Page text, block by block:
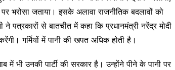
भरोसा जताया। इसके अलावा राजनीतिक बदलावों को
पत्रकारों से बातचीत में कहा कि प्रधानमंत्री नरेंद्र मोदी
गर्मियों में पानी की खपत अधिक होती है।
भी उनकी पार्टी की सरकार है। उन्होंने पीने के पानी पर